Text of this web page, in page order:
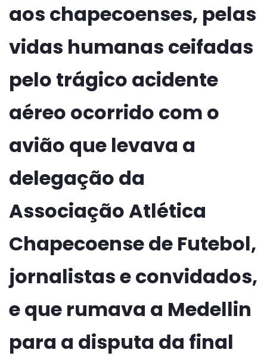
aos chapecoenses, pelas
vidas humanas ceifadas
pelo trágico acidente
aéreo ocorrido com o
avião que levava a
delegação da
Associação Atlética
Chapecoense de Futebol,
jornalistas e convidados,
e que rumava a Medellin
para a disputa da final